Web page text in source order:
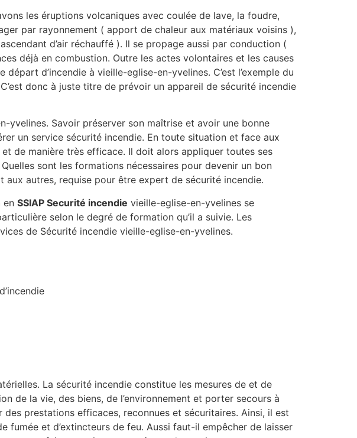
les éruptions volcaniques avec coulée de lave, la foudre,
par rayonnement ( apport de chaleur aux matériaux voisins ),
d’air réchauffé ). Il se propage aussi par conduction (
déjà en combustion. Outre les actes volontaires et les causes
d’incendie à vieille-eglise-en-yvelines. C’est l’exemple du
donc à juste titre de prévoir un appareil de sécurité incendie
yvelines. Savoir préserver son maîtrise et avoir une bonne
un service sécurité incendie. En toute situation et face aux
de manière très efficace. Il doit alors appliquer toutes ses
sont les formations nécessaires pour devenir un bon
autres, requise pour être expert de sécurité incendie.
en SSIAP Securité incendie vieille-eglise-en-yvelines se
selon le degré de formation qu’il a suivie. Les
de Sécurité incendie vieille-eglise-en-yvelines.
La sécurité incendie constitue les mesures de et de
de la vie, des biens, de l’environnement et porter secours à
prestations efficaces, reconnues et sécuritaires. Ainsi, il est
et d’extincteurs de feu. Aussi faut-il empêcher de laisser